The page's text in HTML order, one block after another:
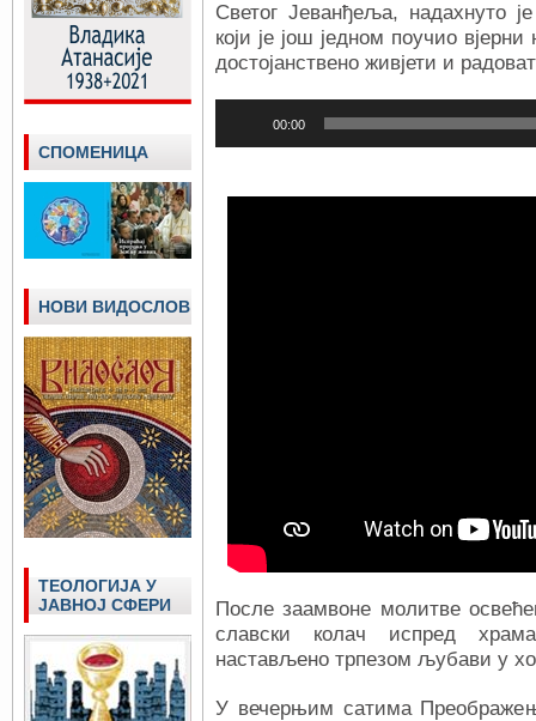
Светог Јеванђеља, надахнуто
који је још једном поучио
достојанствено живјети и
00:00
После заамвоне молитве
славски колач испред
настављено трпезом љубави у
У вечерњим сатима
СПОМЕНИЦА
НОВИ ВИДОСЛОВ
ТЕОЛОГИЈА У
ЈАВНОЈ СФЕРИ